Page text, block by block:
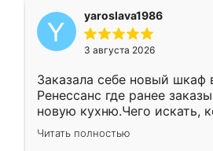
yaroslava1986
3 августа 2026
Заказала себе новый шкаф
Ренессанс где ранее
новую кухню.Чего искать,
вполне довольна. Служит
два года, нареканий нет.
Читать полностью